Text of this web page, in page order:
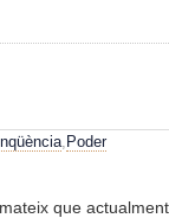
Poder
que